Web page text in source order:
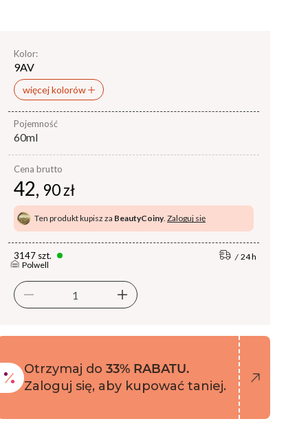
Kolor:
9AV
więcej kolorów
pojemność
60ml
Cena brutto
42, 90 zł
Ten produkt kupisz za BeautyCoiny. Zaloguj się
3147 szt.
Polwell
24 h
Otrzymaj do 33% RABATU.
Zaloguj się, aby kupować taniej.